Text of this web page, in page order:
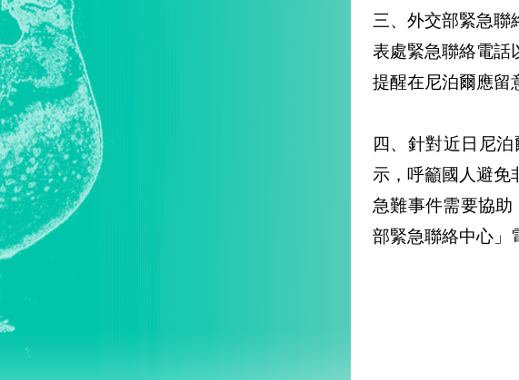
三、外交部緊急聯
表處緊急聯絡電話
提醒在尼泊爾應留
四、針對近日尼
示，呼籲國人避免
急難事件需要協
部緊急聯絡中心」